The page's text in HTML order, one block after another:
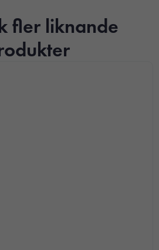
fler liknande